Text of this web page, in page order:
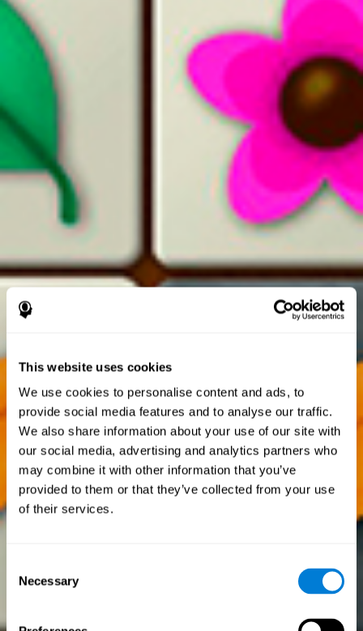
This website uses cookies
We use cookies to personalise content and ads, to
provide social media features and to analyse our traffic.
We also share information about your use of our site with
our social media, advertising and analytics partners who
may combine it with other information that you’ve
provided to them or that they’ve collected from your use
of their services.
Selection
Necessary